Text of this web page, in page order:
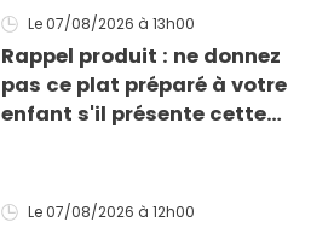
Le 07/08/2026 à 13h00
Rappel produit : ne donnez
pas ce plat préparé à votre
enfant s'il présente cette
Le 07/08/2026 à 12h00